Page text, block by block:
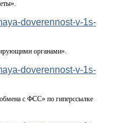
органами».
с ФСС» по гиперссылке